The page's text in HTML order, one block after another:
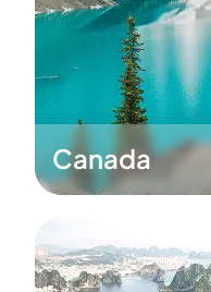
Canada